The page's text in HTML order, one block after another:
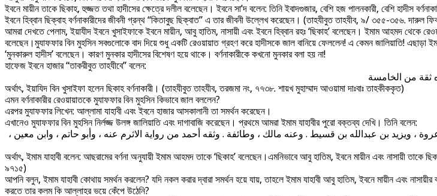
ইবনে মায়ীন তাকে ছিকাহ, হুজ্জত তথা হাদীসের ক্ষেত্রে দলীল বলেছেন। ইবনে সা’দ বলেন: তিনি ইবাদগুজার, বেশি হজ পালনকারী, বেশি হাদীস
ইবনে হিব্বান ছিক্বাহ বর্ণনাকারীদের জীবনী গ্রন্থ “কিতাবুছ ছিক্বাত” এ তার জীবনী উল্লেখ করেছেন। (তাহযীবুত তাহযীব, ৯/ ৩৫৫-৩৫৬. দারুল
আমরা দেখতে পেলাম, ইয়াযীদ ইবনে খুসাইফাকে ইবনে মায়ীন, আবু হাতিম, নাসায়ী এবং ইবনে হিব্বান রহঃ ‘ছিকাহ’ বলেছেন। ইমাম আহমদ
বলেছেন।মুযাফফার বিন মুহসিন সবগুলোকে বাদ দিয়ে শুধু একটি রেওয়ায়াত গ্রহণ করে হাদীসকে জাল বানিয়ে ফেললেন! এ কেমন জালিয়াতি!
‘মুনকারুল হাদীস’ বলেছেন। কারণ মুনকার হাদীসের বিশেষণ হয়ে থাকে। বর্ণনাকারীকে কখনো মুনকার বলা হয় না!
হাফেজ ইবনে হাজার “তাকরীবুত তাহযীবে” বলেন:
ثقة من الخامسة
অর্থাৎ, ইয়াযিদ বিন খুসাইফা হলেন ছিকাহ বর্ণনাকারী। (তাহযীবুত তাহযীব, তরজমা নং, ৭৭৩৮. শায়খ মুহাম্মাদ আওয়ামা দাঃবাঃ তাহকীককৃত)
এমন বর্ণনাকারীর রেওয়ায়াতকে মুযাফফার বিন মুহসিন কিভাবে জাল বললেন?
এরপর মুযাফফার লিখেন: আল্লামা যাহাবী এবং ইবনে হাজার আসকালানী তা সমর্থন করেছেন।
এখানেও মুযাফফার বিন মুহসিন নির্লজ্জ উলঙ্গ জালিয়াতি এবং দাগাবাজি করেছেন। প্রথমে আমরা ইমাম যাহাবীর পুরো বক্তব্য দেখি। তিনি বলেন:
ويزيد بن عبدالله بن قسيط . وعنه مالك ، وطائفة . وثقه أحمد من رواية الاثرم عنه ، وأبو حاتم ، وابن معين ،
অর্থাৎ, ইমাম যাহাবী বলেন: আছরামের বর্ণনা অনুযায়ী ইমাম আহমদ তাকে ‘ছিকাহ’ বলেছেন।এমনিভাবে আবু হাতিম, ইবনে মায়ীন এবং নাসায়ী
৯৭১৫)
আপনি বলুন, ইমাম যাহাবী কোথায় সমর্থন করলেন? যদি নকল করার দ্বারা সমর্থন হয়ে যায়, তাহলে ইমাম যাহাবী আবু হাতিম, ইবনে মায়ীন এবং
করতে তার কলম কি আল্লাহর ভয়ে কেঁপে উঠেনি?